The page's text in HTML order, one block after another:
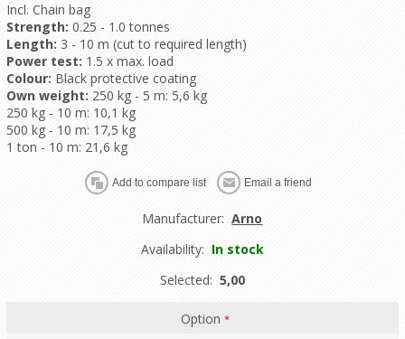
Incl. Chain bag
Strength: 0.25 - 1.0 tonnes
Length: 3 - 10 m (cut to required length)
Power test: 1.5 x max. load
Colour: Black protective coating
Own weight: 250 kg - 5 m: 5,6 kg
250 kg - 10 m: 10,1 kg
500 kg - 10 m: 17,5 kg
1 ton - 10 m: 21,6 kg
Manufacturer: Arno
Availability: In stock
Selected: 5,00
Option *